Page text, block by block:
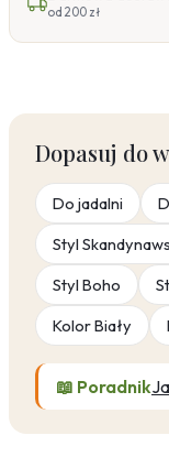
od 200 zł
Dopasuj do
Do jadalni
Styl
Styl Boho
Kolor Biały
📖 Poradnik